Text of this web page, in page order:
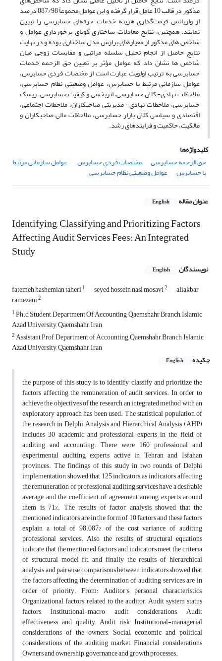
مذکور در قالب 10 عامل قرار گرفته و این عوامل مجموعاً 087/98 درصد
از واریانس قیمت‌گذاری هزینه خدمات حرفه‌ای حسابرسی را تبیین
نمایند. همچنین، نتایج معادلات ساختاری گویای برخورداری عوامل و
شاخص های مذکور از معیارهای برازش مدل ساختاری بوده و در نهایت
نتایج حاصل از انجام تحلیل سلسله مراتبی و مقایسات زوجی میان
شاخص ها نشان داد که عوامل مؤثر بر تعیین حق الزحمه خدمات
حسابرسی به ترتیب اولویت عبارت است از مختصات فردی حسابرس،‌
عوامل سازمانی مرتبط با حسابرس، عوامل وضعیتی نظام حسابرسی،
ملاحظات نهادی- کلان حسابرسی، اثربخشی و کیفیت حسابرسی، ریسک
حسابرسی، ملاحظات نهادی- مدیریتی صاحبکاران، ملاحظات اجتماعی،
اقتصادی و سیاسی کلان بازار حسابرسی، ملاحظات مالی صاحبکاران و
مالکیت، حاکمیت و فرایندهای رشد.
کلیدواژه‌ها
حق الزحمه حسابرسی
مختصات فردی حسابرس ‌ عوامل سازمانی مرتبط
با حسابرس عوامل وضعیتی نظام حسابرسی
عنوان مقاله English
Identifying, Classifying and Prioritizing Factors
Affecting Audit Services Fees: An Integrated
Study
نویسندگان English
fatemeh hashemian taheri1 seyed hossein nasl mosavi2 aliakbar
ramezani2
1Ph.d Student, Department Of Accounting, Qaemshahr Branch, Islamic
Azad University, Qaemshahr, Iran
2Assistant Prof, Department of Accounting, Qaemshahr Branch, Islamic
Azad University, Qaemshahr, Iran
چکیده
English
the purpose of this study is to identify, classify and prioritize the
factors affecting the remuneration of audit services. In order to
achieve the objectives of the research, an integrated method with an
exploratory approach has been used. The statistical population of
the research in Delphi Analysis and Hierarchical Analysis (AHP)
includes 30 academic and professional experts in the field of
auditing and accounting. There were 160 professional and
experimental auditing experts active in Tehran and Isfahan
provinces. The findings of this study in two rounds of Delphi
implementation showed that 125 indicators as indicators affecting
the remuneration of professional auditing services have a desirable
average and the coefficient of agreement among experts around
them is 71%. The results of factor analysis showed that the
mentioned indicators are in the form of 10 factors and these factors
explain a total of 98.087% of the cost variance of auditing
professional services. Also, the results of structural equations
indicate that the mentioned factors and indicators meet the criteria
of structural model fit, and finally the results of hierarchical
analysis and pairwise comparisons between indicators showed that
the factors affecting the determination of auditing services are in
order of priority. From: Auditor's personal characteristics,
Organizational factors related to the auditor, Audit system status
factors, Institutional-macro audit considerations, Audit
effectiveness and quality, Audit risk, Institutional-managerial
considerations of the owners, Social, economic and political
considerations of the auditing market, Financial considerations
Owners and ownership, governance and growth processes.